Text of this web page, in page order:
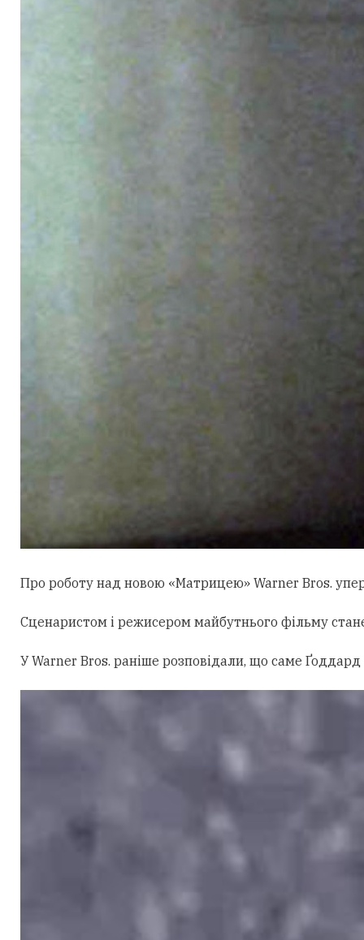
Про роботу над новою «Матрицею» Warner Bros.
Сценаристом і режисером майбутнього фільму
У Warner Bros. раніше розповідали, що саме